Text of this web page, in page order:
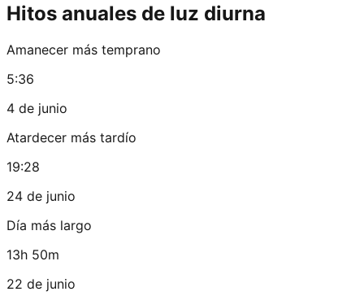
Hitos anuales de luz diurna
Amanecer más temprano
5:36
4 de junio
Atardecer más tardío
19:28
24 de junio
Día más largo
13h 50m
22 de junio